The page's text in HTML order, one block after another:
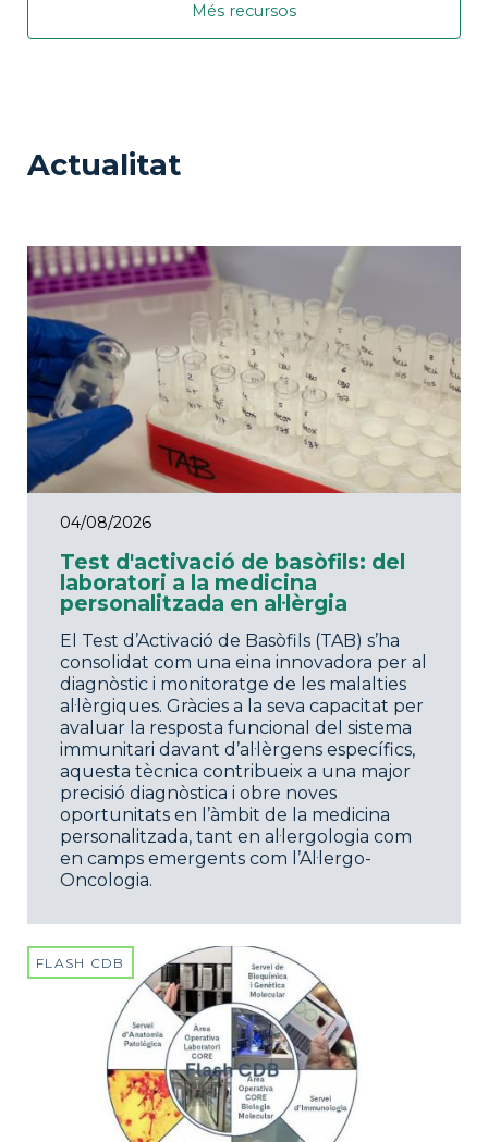
Més recursos
Actualitat
04/08/2026
Test d'activació de basòfils: del
laboratori a la medicina
personalitzada en al·lèrgia
El Test d’Activació de Basòfils (TAB) s’ha
consolidat com una eina innovadora per al
diagnòstic i monitoratge de les malalties
al·lèrgiques. Gràcies a la seva capacitat per
avaluar la resposta funcional del sistema
immunitari davant d’al·lèrgens específics,
aquesta tècnica contribueix a una major
precisió diagnòstica i obre noves
oportunitats en l’àmbit de la medicina
personalitzada, tant en al·lergologia com
en camps emergents com l’Al·lergo-
Oncologia.
FLASH CDB